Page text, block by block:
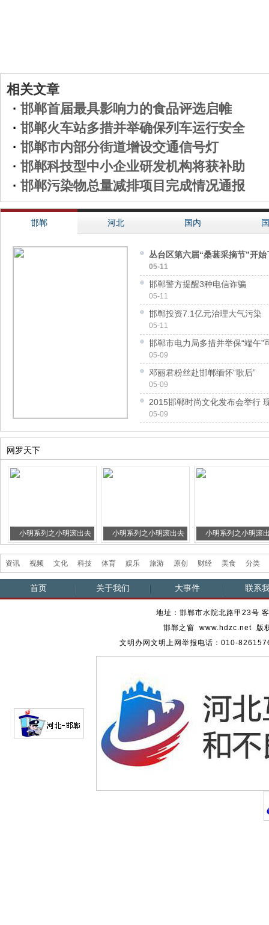
相关文章
· 邯郸首届最具影响力的食品评选启帷
· 邯郸火车站多措并举确保列车运行安全
· 邯郸市内部分街道增设交通信号灯
· 邯郸科技型中小企业研发机构将获补助
· 邯郸污染物总量减排项目完成情况通报
邯郸 河北 国内
丛台区第六届“桑葚采摘节”开始
05-11
邯郸警方提醒3种电信诈骗
05-11
邯郸投资7.1亿元治理大气污染
05-11
邯郸市电力局多措并举保“端午”
05-09
邓丽君粉丝赴邯郸缅怀“歌后”
05-09
2015邯郸时尚文化发布会举行
05-09
网罗天下
小明系列之小明滚出去
三
小明系列之小明滚出去
二（爆笑）
小明系列之小明滚
一（爆笑）
资讯
视频 文化 科技 体育 娱乐 旅游 原创 财经 美食 分类
首页 关于我们 大事件 联系
地址：邯郸市水院北路甲23号
邯郸之窗 www.hdzc.net 版
文明办网文明上网举报电话：010-